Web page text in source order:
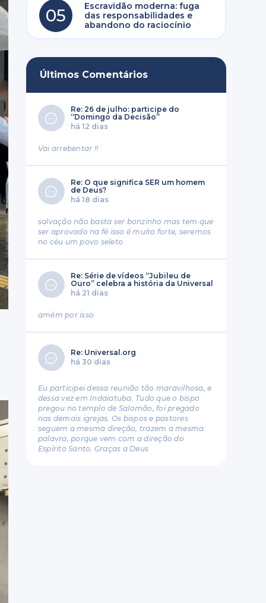
05
Escravidão moderna: fuga
das responsabilidades e
abandono do raciocínio
Últimos Comentários
Re: 26 de julho: participe do
“Domingo da Decisão”
há 12 dias
Vai arrebentar !!
Re: O que significa SER um homem
de Deus?
há 18 dias
salvação não basta ser bonzinho mas tem que
ser aprovado na fé isso é muito forte, seremos
no céu um povo seleto
Re: Série de vídeos “Jubileu de
Ouro” celebra a história da Universal
há 21 dias
amém por isso
Re: Universal.org
há 30 dias
Eu participei dessa reunião tão maravilhosa, e
dessa vez em Indaiatuba. Tudo que o bispo
pregou no templo de Salomão, foi pregado
nas demais igrejas. Os bispos e pastores
seguem a mesma direção, trazem a mesma
palavra, porque vem com a direção do
Espírito Santo. Graças a Deus